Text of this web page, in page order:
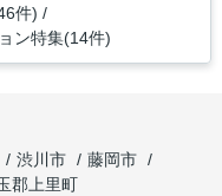
件)
ン特集(14件)
渋川市
藤岡市
郡上里町